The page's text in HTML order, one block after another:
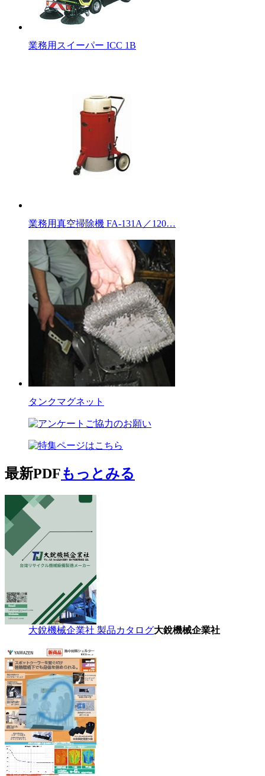
業務用スイーパー ICC 1B
業務用真空掃除機 FA-131A／120…
タンクマグネット
最新PDFもっとみる
大銳機械企業社 製品カタログ大銳機械企業社